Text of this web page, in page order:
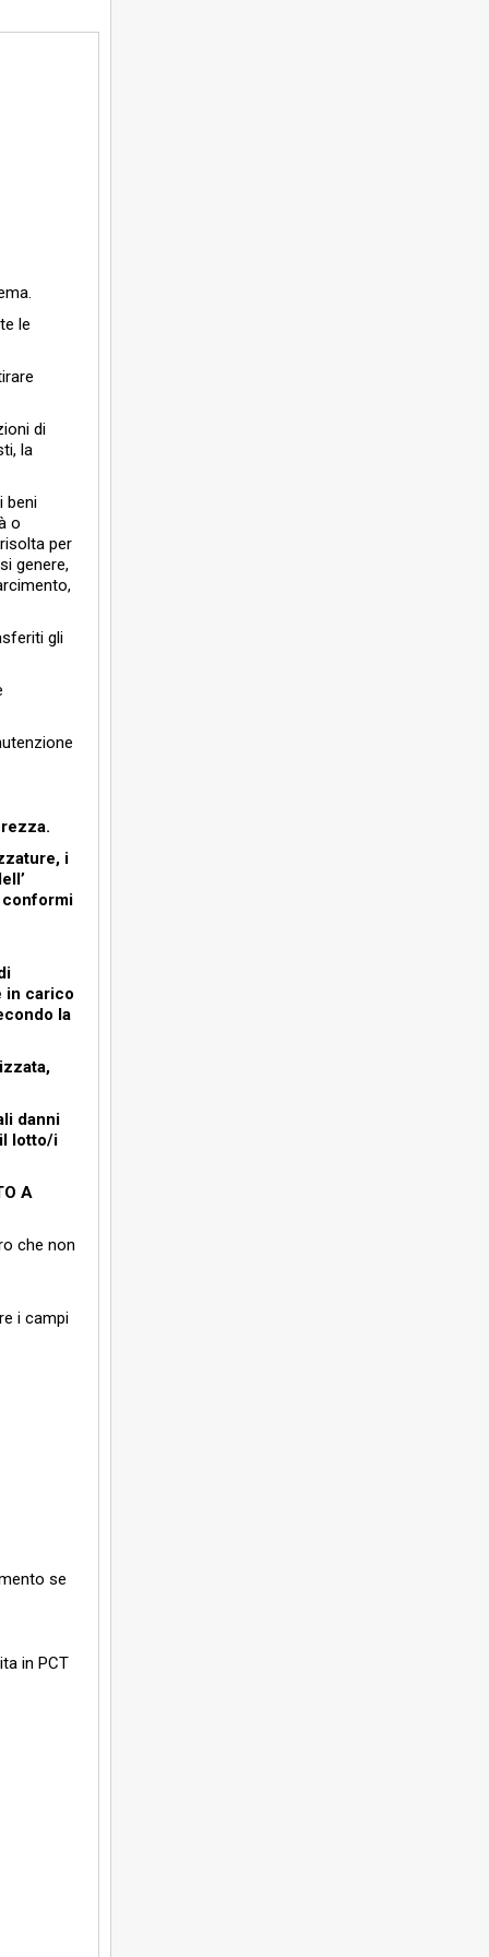
le
di
la
beni
o
per
genere,
gli
i
conformi
in carico
la
danni
lotto/i
A
che non
i campi
se
in PCT